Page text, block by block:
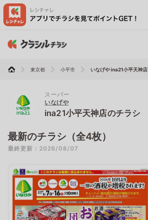
東京都 小平市 いなげや ina21小平天神店
スーパー
いなげや
ina21小平天神店のチラシ
最新のチラシ（全4枚）
最終更新：2026/08/07